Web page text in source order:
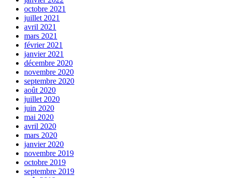
octobre 2021
juillet 2021
avril 2021
mars 2021
février 2021
janvier 2021
décembre 2020
novembre 2020
septembre 2020
août 2020
juillet 2020
juin 2020
mai 2020
avril 2020
mars 2020
janvier 2020
novembre 2019
octobre 2019
septembre 2019